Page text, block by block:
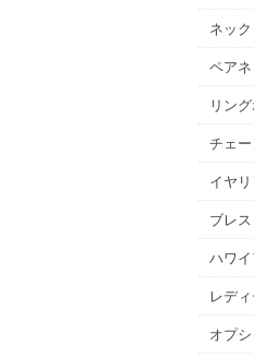
ネッ
ペア
リン
チェー
イヤ
ブレス
ハワ
レデ
オプ